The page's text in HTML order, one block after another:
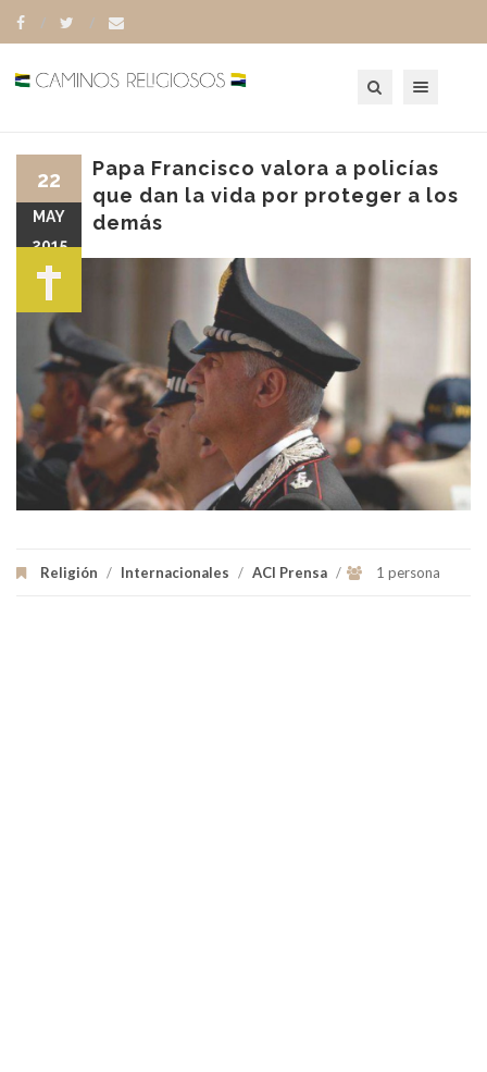
Papa Francisco valora a policías
que dan la vida por proteger a los
demás
Religión / Internacionales / ACI Prensa / 1 persona
22
MAY
2015